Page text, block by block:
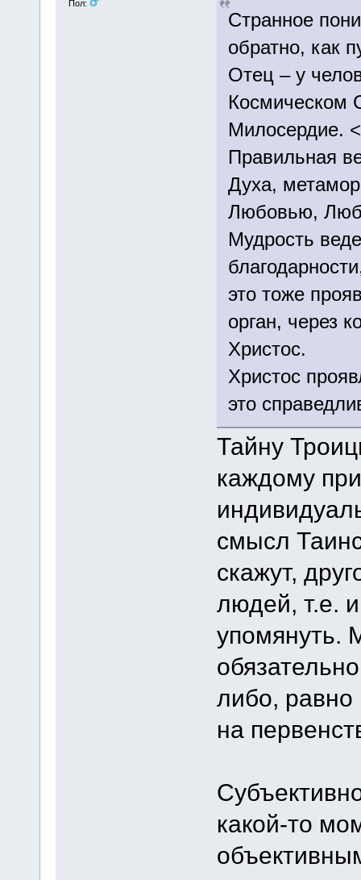
Пол:
Странное
обратно, как
Отец – у
Космическом
Милосердие.
Правильная
Духа,
Любовью,
Мудрость
это тоже
орган, через
Христос.
Христос
это
Тайну
каждому
смысл
скажут,
людей, т.е.
упомянуть.
либо, равно
на
какой-то